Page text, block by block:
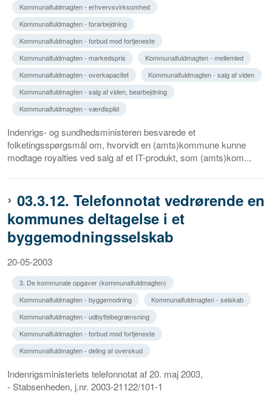
Kommunalfuldmagten - erhvervsvirksomhed
Kommunalfuldmagten - forarbejdning
Kommunalfuldmagten - forbud mod fortjeneste
Kommunalfuldmagten - markedspris
Kommunalfuldmagten - mellemled
Kommunalfuldmagten - overkapacitet
Kommunalfuldmagten - salg af viden
Kommunalfuldmagten - salg af viden, bearbejdning
Kommunalfuldmagten - værdispild
Indenrigs- og sundhedsministeren besvarede et
folketingsspørgsmål om, hvorvidt en (amts)kommune kunne
modtage royalties ved salg af et IT-produkt, som (amts)kom...
03.3.12. Telefonnotat vedrørende en
kommunes deltagelse i et
byggemodningsselskab
20-05-2003
3. De kommunale opgaver (kommunalfuldmagten)
Kommunalfuldmagten - byggemodning
Kommunalfuldmagten - selskab
Kommunalfuldmagten - udbyttebegrænsning
Kommunalfuldmagten - forbud mod fortjeneste
Kommunalfuldmagten - deling af overskud
Indenrigsministeriets telefonnotat af 20. maj 2003,
- Stabsenheden, j.nr. 2003-21122/101-1